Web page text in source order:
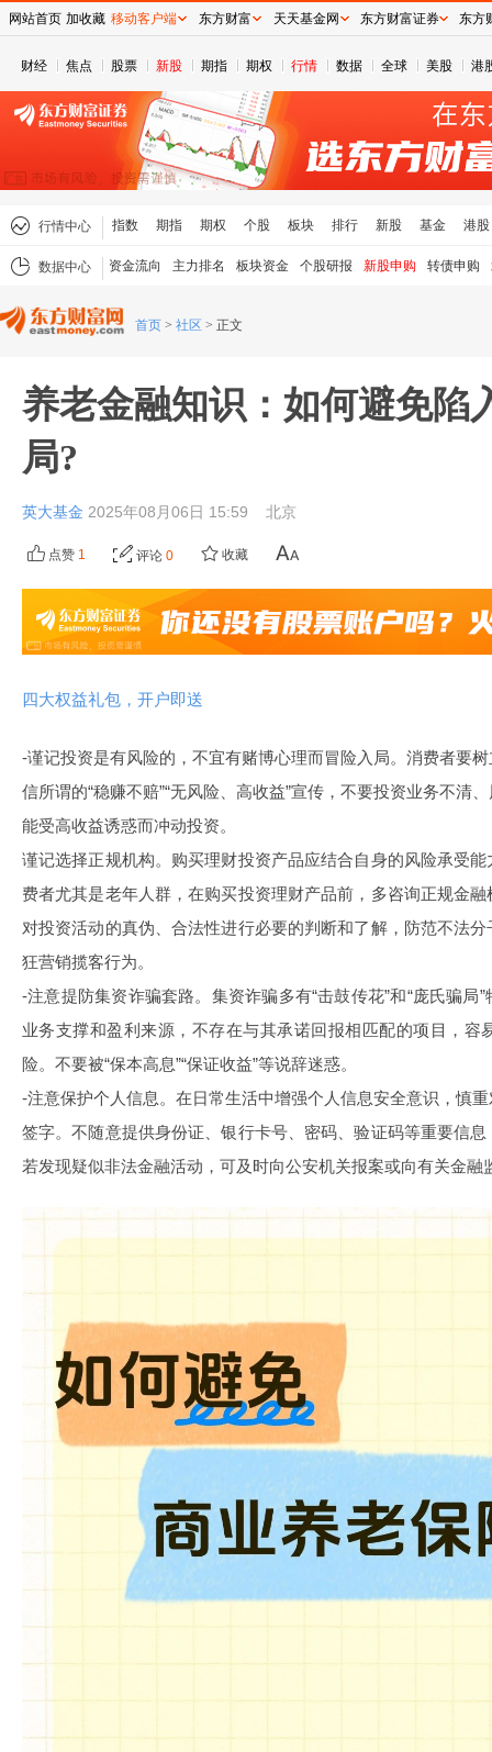
财经 焦点 股票 新股 期指 期权 行情 数据 全球 美股 港
行情中心 指数 期指 期权 个股 板块 排行 新股 基金 港股
数据中心 资金流向 主力排名 板块资金 个股研报 新股申购 转债申购
首页 > 社区 > 正文
养老金融知识：如何避免陷
局?
英大基金 2025年08月06日 15:59 北京
点赞 1 评论 0 收藏
四大权益礼包，开户即送
-谨记投资是有风险的，不宜有赌博心理而冒险入局。消费者要
信所谓的“稳赚不赔”“无风险、高收益”宣传，不要投资业务不清
能受高收益诱惑而冲动投资。
谨记选择正规机构。购买理财投资产品应结合自身的风险承受
费者尤其是老年人群，在购买投资理财产品前，多咨询正规金
对投资活动的真伪、合法性进行必要的判断和了解，防范不法
狂营销揽客行为。
-注意提防集资诈骗套路。集资诈骗多有“击鼓传花”和“庞氏骗局
业务支撑和盈利来源，不存在与其承诺回报相匹配的项目，容
险。不要被“保本高息”“保证收益”等说辞迷惑。
-注意保护个人信息。在日常生活中增强个人信息安全意识，慎
签字。不随意提供身份证、银行卡号、密码、验证码等重要信
若发现疑似非法金融活动，可及时向公安机关报案或向有关金融
网站首页 加收藏 移动客户端 东方财富 天天基金网 东方财富证券 东方